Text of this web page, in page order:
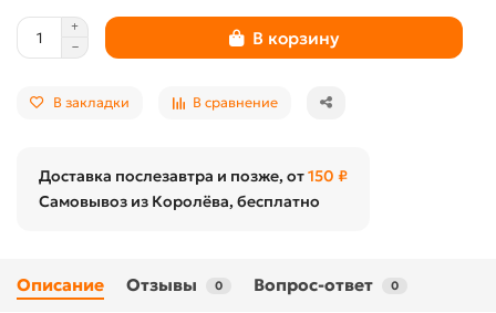
В корзину
В закладки В сравнение
Доставка послезавтра и позже, от150 ₽
Самовывоз из Королёва, бесплатно
Описание Отзывы 0 Вопрос-ответ 0